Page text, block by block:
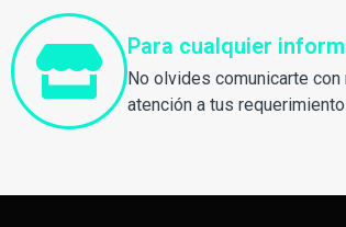
Para cualquier
No olvides comunicarte
atención a tus